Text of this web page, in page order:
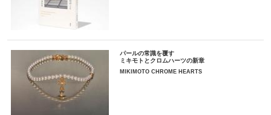
パールの常識を覆す
ミキモトとクロムハーツの新章
MIKIMOTO CHROME HEARTS